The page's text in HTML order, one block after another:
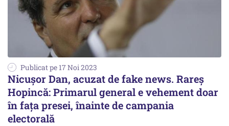
Publicat pe 17 Noi 2023
Nicușor Dan, acuzat de fake news. Rareș
Hopincă: Primarul general e vehement doar
în fața presei, înainte de campania
electorală